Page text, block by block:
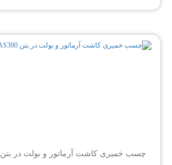
چسب خمیری کاشت آرماتور و بولت در بتن CapcoBond AS300